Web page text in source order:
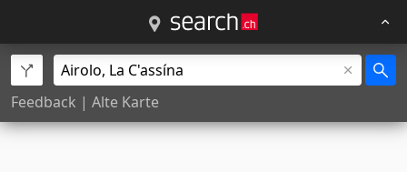
Feedback | Alte Karte